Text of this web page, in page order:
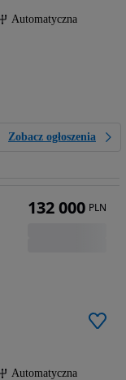
Automatyczna
Zobacz ogłoszenia
Automatyczna
132 000 PLN